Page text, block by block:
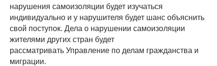
нарушения самоизоляции будет изучаться
индивидуально и у нарушителя будет шанс объяснить
свой поступок. Дела о нарушении самоизоляции
жителями других стран будет
рассматривать Управление по делам гражданства и
миграции.